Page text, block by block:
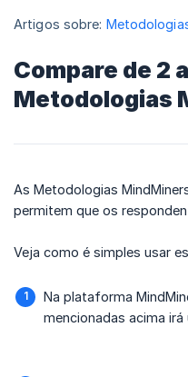
Artigos sobre:
Compare de 2
Metodologias
As Metodologias
permitem que os
Veja como é simples usar
Na plataforma
mencionadas acima irá